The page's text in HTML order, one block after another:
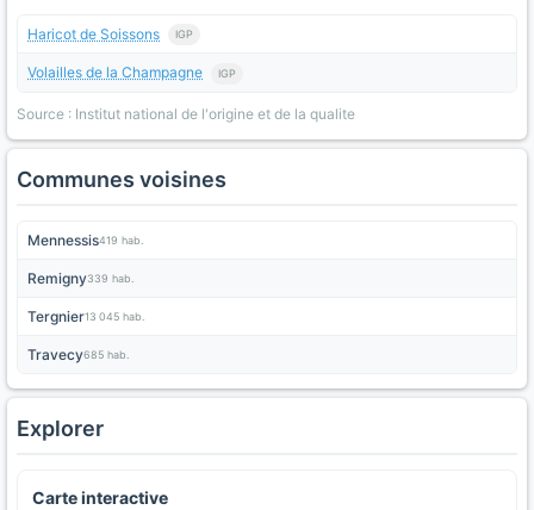
Haricot de Soissons IGP
Volailles de la Champagne IGP
Source : Institut national de l'origine et de la qualite
Communes voisines
Mennessis419 hab.
Remigny339 hab.
Tergnier13 045 hab.
Travecy685 hab.
Explorer
Carte interactive